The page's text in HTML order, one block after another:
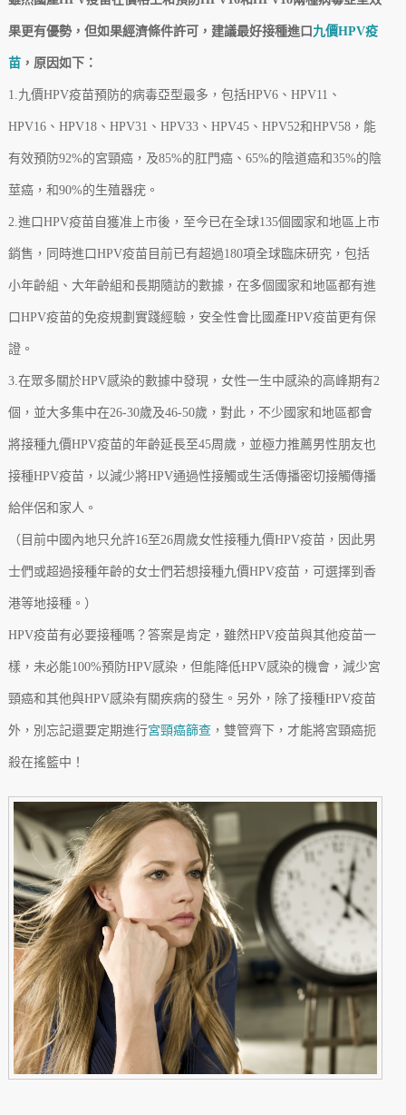
果更有優勢，但如果經濟條件許可，建議最好接種進口九價HPV疫
苗，原因如下：
1.九價HPV疫苗預防的病毒亞型最多，包括HPV6、HPV11、
HPV16、HPV18、HPV31、HPV33、HPV45、HPV52和HPV58，能
有效預防92%的宮頸癌，及85%的肛門癌、65%的陰道癌和35%的陰
莖癌，和90%的生殖器疣。
2.進口HPV疫苗自獲准上市後，至今已在全球135個國家和地區上市
銷售，同時進口HPV疫苗目前已有超過180項全球臨床研究，包括
小年齡組、大年齡組和長期隨訪的數據，在多個國家和地區都有進
口HPV疫苗的免疫規劃實踐經驗，安全性會比國產HPV疫苗更有保
證。
3.在眾多關於HPV感染的數據中發現，女性一生中感染的高峰期有2
個，並大多集中在26-30歲及46-50歲，對此，不少國家和地區都會
將接種九價HPV疫苗的年齡延長至45周歲，並極力推薦男性朋友也
接種HPV疫苗，以減少將HPV通過性接觸或生活傳播密切接觸傳播
給伴侶和家人。
（目前中國內地只允許16至26周歲女性接種九價HPV疫苗，因此男
士們或超過接種年齡的女士們若想接種九價HPV疫苗，可選擇到香
港等地接種。）
HPV疫苗有必要接種嗎？答案是肯定，雖然HPV疫苗與其他疫苗一
樣，未必能100%預防HPV感染，但能降低HPV感染的機會，減少宮
頸癌和其他與HPV感染有關疾病的發生。另外，除了接種HPV疫苗
外，別忘記還要定期進行宮頸癌篩查，雙管齊下，才能將宮頸癌扼
殺在搖籃中！